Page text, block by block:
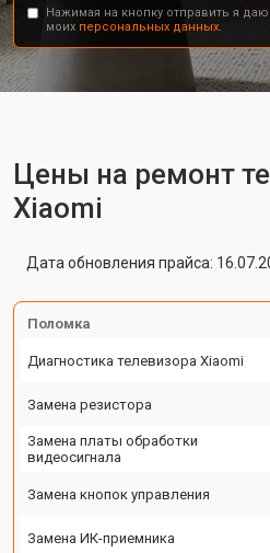
Нажимая на кнопку отправить я
моих персональных данных.
Цены на ремонт
Xiaomi
Дата обновления прайса:
Поломка
Диагностика телевизора Xiaomi
Замена резистора
Замена платы обработки
видеосигнала
Замена кнопок управления
Замена ИК-приемника